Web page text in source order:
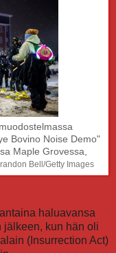
Bovino Noise Demo"
Maple Grovessa,
Bell/Getty Images
haluavansa
jälkeen, kun hän oli
(Insurrection Act)